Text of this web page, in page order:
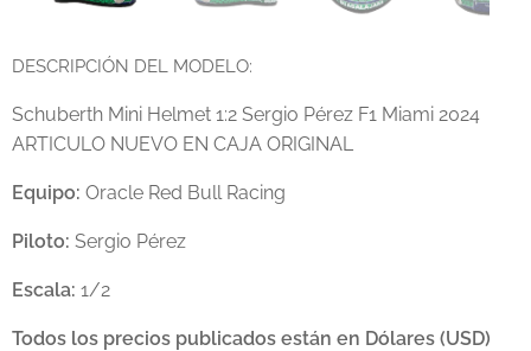
DESCRIPCIÓN DEL MODELO:
Schuberth Mini Helmet 1:2 Sergio Pérez F1 Miami 2024
ARTICULO NUEVO EN CAJA ORIGINAL
Equipo: Oracle Red Bull Racing
Piloto: Sergio Pérez
Escala: 1/2
Todos los precios publicados están en Dólares (USD)